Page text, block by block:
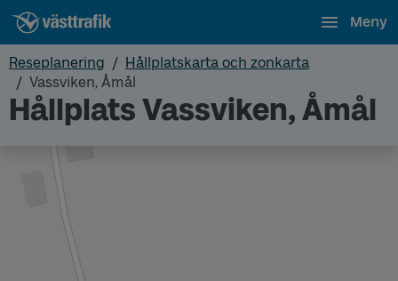
Meny
Reseplanering
Hållplatskarta och zonkarta
Vassviken, Åmål
Hållplats Vassviken, Åmål